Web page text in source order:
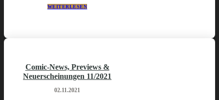
WEITERLESEN
Comic-News, Previews &
Neuerscheinungen 11/2021
02.11.2021